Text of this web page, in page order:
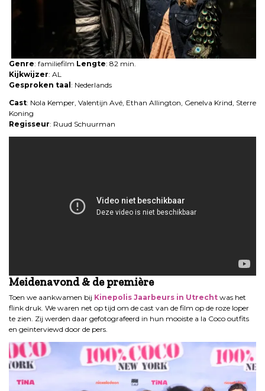
Genre: familiefilm Lengte: 82 min.
Kijkwijzer: AL
Gesproken taal : Nederlands
Cast: Nola Kemper, Valentijn Avé, Ethan Allington, Genelva Krind, Sterre
Koning
Regisseur: Ruud Schuurman
Meidenavond & de première
Toen we aankwamen bij Kinepolis Jaarbeurs in Utrecht was het
flink druk. We waren net op tijd om de cast van de film op de roze loper
te zien. Zij werden daar gefotografeerd in hun mooiste a la Coco outfits
en geïnterviewd door de pers.